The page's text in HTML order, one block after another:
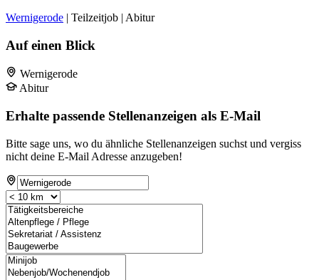
Wernigerode | Teilzeitjob | Abitur
Auf einen Blick
Wernigerode
Abitur
Erhalte passende Stellenanzeigen als E-Mail
Bitte sage uns, wo du ähnliche Stellenanzeigen suchst und vergiss
nicht deine E-Mail Adresse anzugeben!